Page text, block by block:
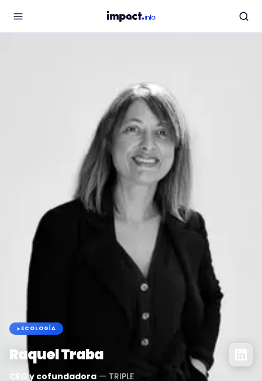
ECOLOGÍA
Raquel Traba
CEO y cofundadora — TRIPLE